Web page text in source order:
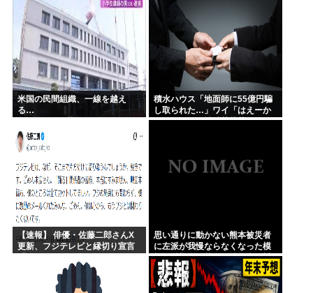
米国の民間組織、一線を越え
る…
積水ハウス「地面師に55億円騙
し取られた…」ワイ「はえーか
わいそう…会社滅茶苦茶やろな
【速報】 俳優・佐藤二郎さんX
更新、フジテレビと縁切り宣言
ほしい、僕は心から、もうフジ
とは関わりたくないです」
思い通りに動かない熊本被災者
に左派が我慢ならなくなった模
様、避難所で苦しむ被災者に対
して……